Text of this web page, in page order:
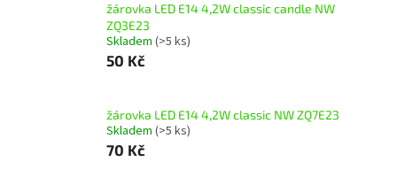
žárovka LED E14 4,2W classic candle NW
ZQ3E23
Skladem (>5 ks)
50 Kč
žárovka LED E14 4,2W classic NW ZQ7E23
Skladem (>5 ks)
70 Kč